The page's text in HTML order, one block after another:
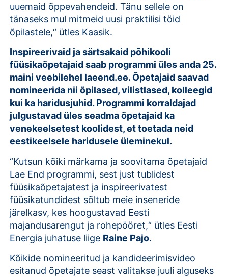
uuemaid õppevahendeid. Tänu sellele on
tänaseks mul mitmeid uusi praktilisi töid
õpilastele,“ ütles Kaasik.
Inspireerivaid ja särtsakaid põhikooli
füüsikaõpetajaid saab programmi üles anda 25.
maini veebilehel laeend.ee. Õpetajaid saavad
nomineerida nii õpilased, vilistlased, kolleegid
kui ka haridusjuhid. Programmi korraldajad
julgustavad üles seadma õpetajaid ka
venekeelsetest koolidest, et toetada neid
eestikeelsele haridusele üleminekul.
“Kutsun kõiki märkama ja soovitama õpetajaid
Lae End programmi, sest just tublidest
füüsikaõpetajatest ja inspireerivatest
füüsikatundidest sõltub meie inseneride
järelkasv, kes hoogustavad Eesti
majandusarengut ja rohepööret,“ ütles Eesti
Energia juhatuse liige Raine Pajo.
Kõikide nomineeritud ja kandideerimisvideo
esitanud õpetajate seast valitakse juuli alguseks